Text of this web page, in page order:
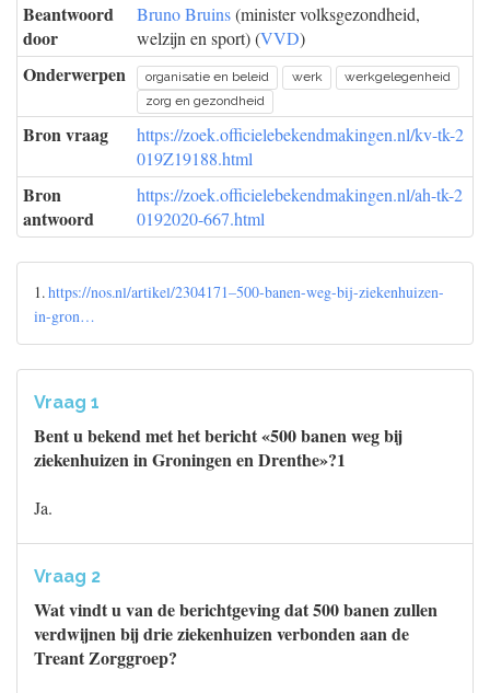
Beantwoord
door
Bruno Bruins(minister volksgezondheid,
welzijn en sport) (VVD)
Onderwerpen organisatie en beleid werk
werkgelegenheid
zorg en gezondheid
Bron vraag
https://zoek.officielebekendmakingen.nl/kv-tk-2
019Z19188.html
Bron
antwoord
https://zoek.officielebekendmakingen.nl/ah-tk-2
0192020-667.html
1.https://nos.nl/artikel/2304171–500-banen-weg-bij-ziekenhuizen-
in-gron…
Vraag 1
Bent u bekend met het bericht «500 banen weg bij
ziekenhuizen in Groningen en Drenthe»?1
Ja.
Vraag 2
Wat vindt u van de berichtgeving dat 500 banen zullen
verdwijnen bij drie ziekenhuizen verbonden aan de
Treant Zorggroep?